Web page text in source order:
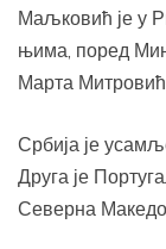
Маљковић је у
њима, поред
Марта
Србија је
Друга је
Северна